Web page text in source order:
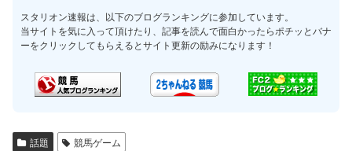
スタリオン速報は、以下のブログランキングに参加しています。
当サイトを気に入って頂けたり、記事を読んで面白かったらポチッとバナ
ーをクリックしてもらえるとサイト更新の励みになります！
話題 競馬ゲーム